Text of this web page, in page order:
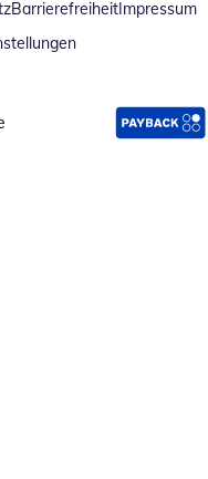
BarrierefreiheitImpressum